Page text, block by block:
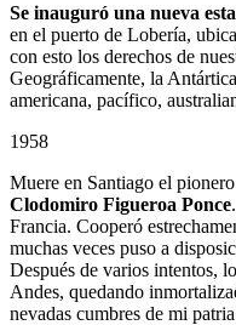
Se inauguró una nueva
en el puerto de Lobería,
con esto los derechos de
Geográficamente, la
americana, pacífico,
1958
Muere en Santiago el
Clodomiro Figueroa Ponce
Francia. Cooperó
muchas veces puso a
Después de varios intentos,
Andes, quedando
nevadas cumbres de mi